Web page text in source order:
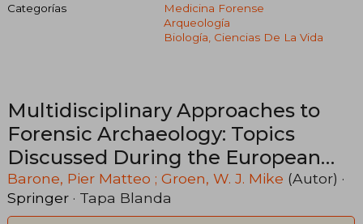
Categorías
Medicina Forense
Arqueología
Biología, Ciencias De La Vida
Multidisciplinary Approaches to
Forensic Archaeology: Topics
Discussed During the European
Meetings on Forensic Archaeology
(Emfa) (en Inglés)
Barone, Pier Matteo ; Groen, W. J. Mike (Autor) ·
Springer · Tapa Blanda